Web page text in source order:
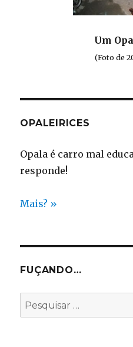
Um
(Foto de
OPALEIRICES
Opala é carro mal
responde!
Mais? »
FUÇANDO…
Pesquisar
por: